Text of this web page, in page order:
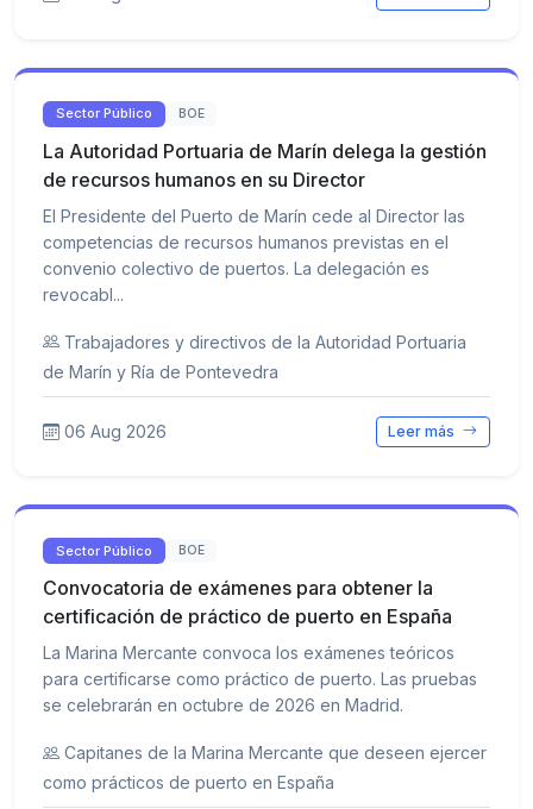
Sector Público BOE
La Autoridad Portuaria de Marín delega la gestión
de recursos humanos en su Director
El Presidente del Puerto de Marín cede al Director las
competencias de recursos humanos previstas en el
convenio colectivo de puertos. La delegación es
revocabl...
Trabajadores y directivos de la Autoridad Portuaria
de Marín y Ría de Pontevedra
06 Aug 2026 Leer más
Sector Público BOE
Convocatoria de exámenes para obtener la
certificación de práctico de puerto en España
La Marina Mercante convoca los exámenes teóricos
para certificarse como práctico de puerto. Las pruebas
se celebrarán en octubre de 2026 en Madrid.
Capitanes de la Marina Mercante que deseen ejercer
como prácticos de puerto en España